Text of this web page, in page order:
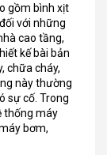
gồm bình xịt
với những
cao tầng,
kế bài bản
chữa cháy,
này thường
sự cố. Trong
thống máy
bơm,